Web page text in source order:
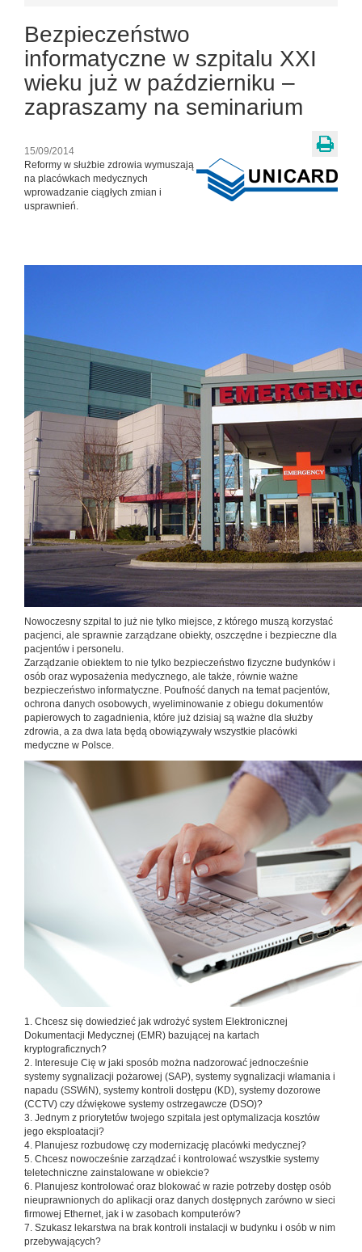
Bezpieczeństwo
informatyczne w szpitalu XXI
wieku już w październiku –
zapraszamy na seminarium
15/09/2014
Reformy w służbie zdrowia wymuszają
na placówkach medycznych
wprowadzanie ciągłych zmian i
usprawnień.
Nowoczesny szpital to już nie tylko miejsce, z którego muszą korzystać
pacjenci, ale sprawnie zarządzane obiekty, oszczędne i bezpieczne dla
pacjentów i personelu.
Zarządzanie obiektem to nie tylko bezpieczeństwo fizyczne budynków i
osób oraz wyposażenia medycznego, ale także, równie ważne
bezpieczeństwo informatyczne. Poufność danych na temat pacjentów,
ochrona danych osobowych, wyeliminowanie z obiegu dokumentów
papierowych to zagadnienia, które już dzisiaj są ważne dla służby
zdrowia, a za dwa lata będą obowiązywały wszystkie placówki
medyczne w Polsce.
1. Chcesz się dowiedzieć jak wdrożyć system Elektronicznej
Dokumentacji Medycznej (EMR) bazującej na kartach
kryptograficznych?
2. Interesuje Cię w jaki sposób można nadzorować jednocześnie
systemy sygnalizacji pożarowej (SAP), systemy sygnalizacji włamania i
napadu (SSWiN), systemy kontroli dostępu (KD), systemy dozorowe
(CCTV) czy dźwiękowe systemy ostrzegawcze (DSO)?
3. Jednym z priorytetów twojego szpitala jest optymalizacja kosztów
jego eksploatacji?
4. Planujesz rozbudowę czy modernizację placówki medycznej?
5. Chcesz nowocześnie zarządzać i kontrolować wszystkie systemy
teletechniczne zainstalowane w obiekcie?
6. Planujesz kontrolować oraz blokować w razie potrzeby dostęp osób
nieuprawnionych do aplikacji oraz danych dostępnych zarówno w sieci
firmowej Ethernet, jak i w zasobach komputerów?
7. Szukasz lekarstwa na brak kontroli instalacji w budynku i osób w nim
przebywających?